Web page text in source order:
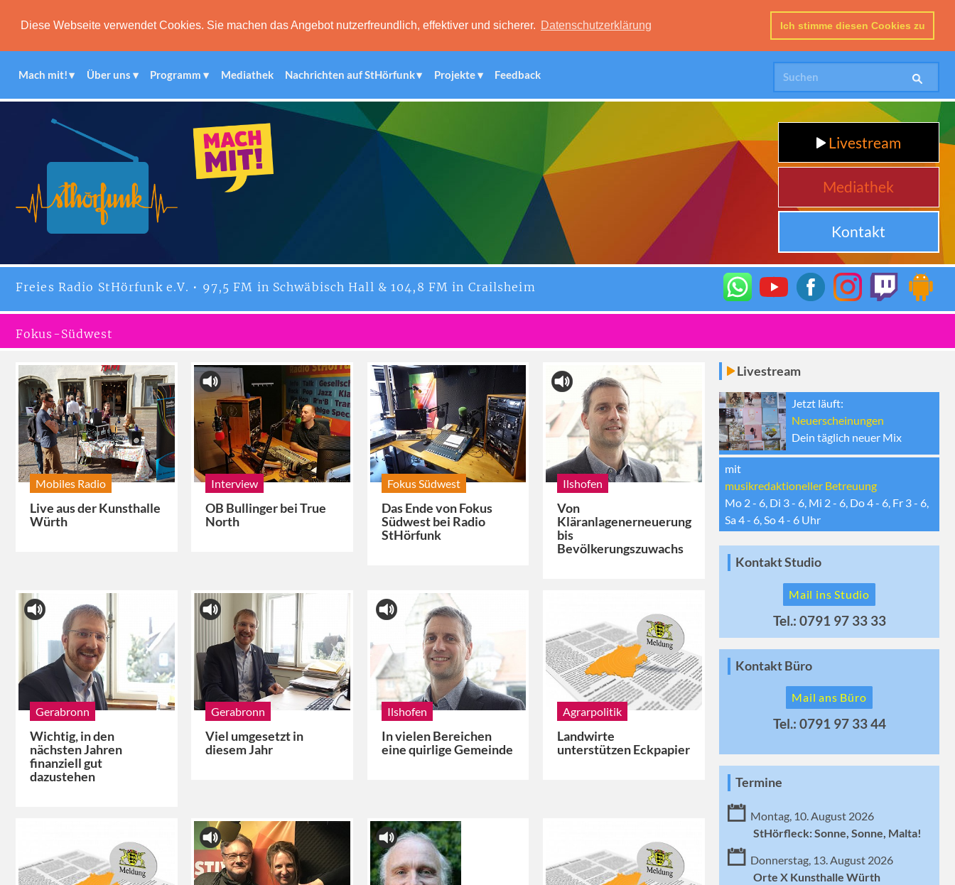
Diese Webseite verwendet Cookies. Sie machen das Angebot nutzerfreundlich, effektiver und sicherer. Datenschutzerklärung Ich stimme diesen Cookies zu
Mach mit! Über uns Programm Mediathek Nachrichten auf StHörfunk Projekte Feedback
Livestream
Mediathek
Kontakt
Freies Radio StHörfunke.V. • 97,5 FM in Schwäbisch Hall & 104,8 FM in Crailsheim
Fokus-Südwest
Mobiles Radio
Live aus der Kunsthalle
Würth
Interview
OB Bullinger bei True
North
Fokus Südwest
Das Ende von Fokus
Südwest bei Radio
StHörfunk
Ilshofen
Von
Kläranlagenerneuerung
bis
Bevölkerungszuwachs
Gerabronn
Wichtig, in den
nächsten Jahren
finanziell gut
dazustehen
Gerabronn
Viel umgesetzt in
diesem Jahr
Ilshofen
In vielen Bereichen
eine quirlige Gemeinde
Agrarpolitik
Landwirte
unterstützen Eckpapier
Livestream
Jetzt läuft:
Neuerscheinungen
Dein täglich neuer Mix
mit
musikredaktioneller Betreuung
Mo 2 - 6, Di 3 - 6, Mi 2 - 6, Do 4 - 6, Fr 3 - 6,
Sa 4 - 6, So 4 - 6 Uhr
Kontakt Studio
Mail ins Studio
Tel.: 0791 97 33 33
Kontakt Büro
Mail ans Büro
Tel.: 0791 97 33 44
Termine
Montag, 10. August 2026
StHörfleck: Sonne, Sonne, Malta!
Donnerstag, 13. August 2026
Orte X Kunsthalle Würth